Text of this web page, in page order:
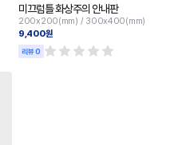
미끄럼틀 화상주의 안내판
200x200(mm) / 300x400(mm)
9,400원
리뷰 0